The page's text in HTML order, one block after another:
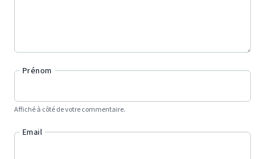
Prénom
Affiché à côté de votre commentaire.
Email